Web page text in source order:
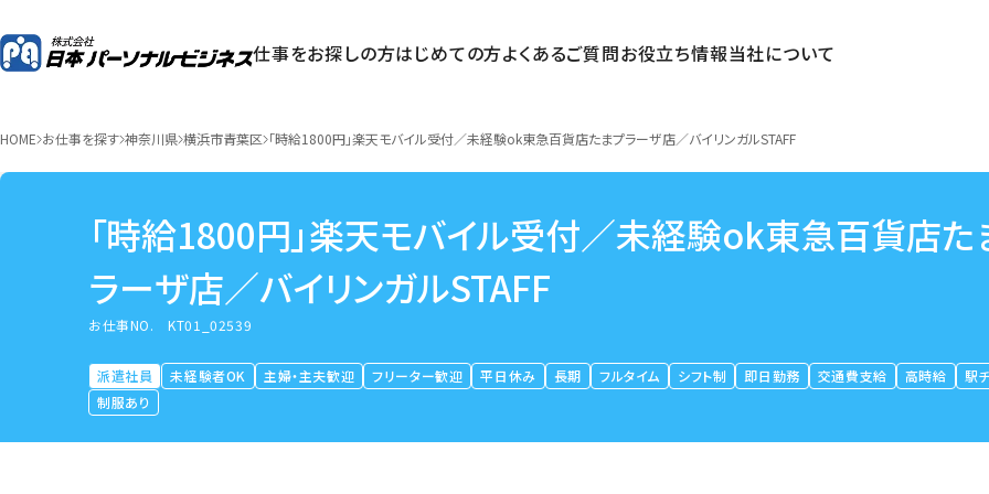
仕事をお探しの方はじめての方よくあるご質問お役立ち情報当社について
HOME お仕事を探す 神奈川県 横浜市青葉区 「時給1800円」楽天モバイル受付／未経験ok東急百貨店たまプラーザ店／バイリンガルSTAFF
「時給1800円」楽天モバイル受付／未経験ok東急百貨店た
ラーザ店／バイリンガルSTAFF
お仕事NO.KT01_02539
派遣社員 未経験者OK 主婦・主夫歓迎 フリーター歓迎 平日休み 長期 フルタイム シフト制 即日勤務 交通費支給 高時給
駅
制服あり